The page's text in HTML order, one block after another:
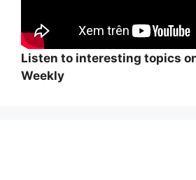
Listen to interesting topics
Weekly